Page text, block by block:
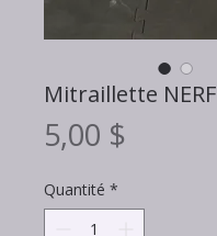
Mitraillette NERF
5,00 $
Quantité *